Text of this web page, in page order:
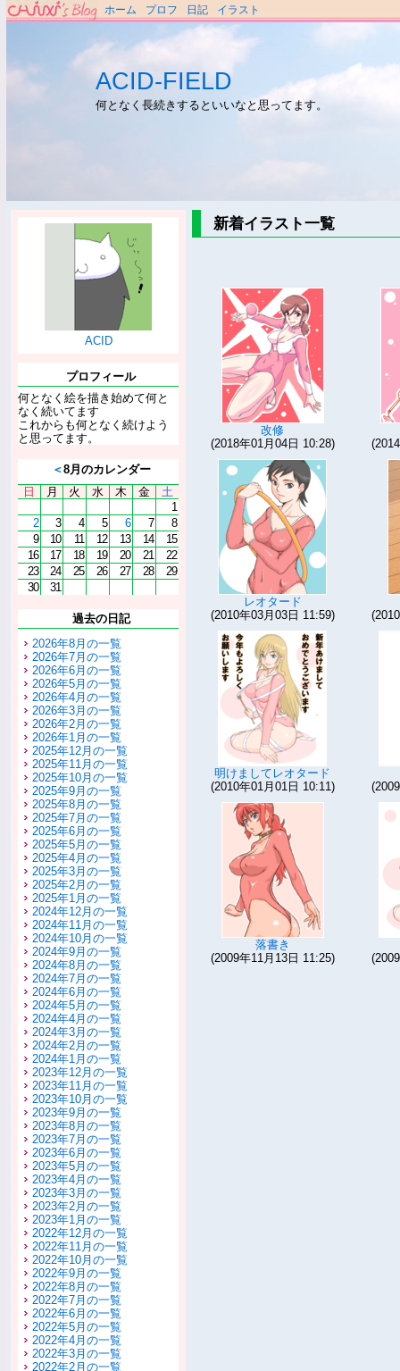
ホーム プロフ 日記 イラスト
ACID-FIELD
何となく長続きするといいなと思ってます。
ACID
プロフィール
何となく絵を描き始めて何と
なく続いてます
これからも何となく続けよう
と思ってます。
＜8月のカレンダー
日
月 火 水 木 金
土
1
2
3 4 5 6 7
8
9
10 11 12 13 14
15
16
17 18 19 20 21
22
23
24 25 26 27 28
29
30
31
過去の日記
2026年8月の一覧
2026年7月の一覧
2026年6月の一覧
2026年5月の一覧
2026年4月の一覧
2026年3月の一覧
2026年2月の一覧
2026年1月の一覧
2025年12月の一覧
2025年11月の一覧
2025年10月の一覧
2025年9月の一覧
2025年8月の一覧
2025年7月の一覧
2025年6月の一覧
2025年5月の一覧
2025年4月の一覧
2025年3月の一覧
2025年2月の一覧
2025年1月の一覧
2024年12月の一覧
2024年11月の一覧
2024年10月の一覧
2024年9月の一覧
2024年8月の一覧
2024年7月の一覧
2024年6月の一覧
2024年5月の一覧
2024年4月の一覧
2024年3月の一覧
2024年2月の一覧
2024年1月の一覧
2023年12月の一覧
2023年11月の一覧
2023年10月の一覧
2023年9月の一覧
2023年8月の一覧
2023年7月の一覧
2023年6月の一覧
2023年5月の一覧
2023年4月の一覧
2023年3月の一覧
2023年2月の一覧
2023年1月の一覧
2022年12月の一覧
2022年11月の一覧
2022年10月の一覧
2022年9月の一覧
2022年8月の一覧
2022年7月の一覧
2022年6月の一覧
2022年5月の一覧
2022年4月の一覧
2022年3月の一覧
2022年2月の一覧
新着イラスト一覧
改修
(2018年01月04日 10:28)
レオタード
(2010年03月03日 11:59)
明けましてレオタード
(2010年01月01日 10:11)
落書き
(2009年11月13日 11:25)